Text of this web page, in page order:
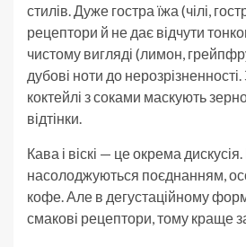
стилів. Дуже гостра їжа (чілі,
рецептори й не дає відчути
чистому вигляді (лимон,
дубові ноти до
коктейлі з соками маскують
відтінки.
Кава і віскі — це окрема
насолоджуються поєднанням,
кофе. Але в дегустаційному
смакові рецептори, тому краще